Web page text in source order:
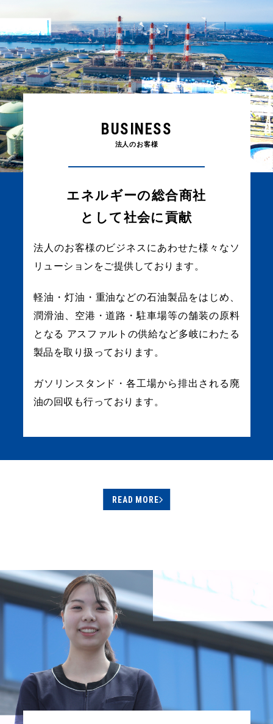
BUSINESS
法人のお客様
エネルギーの総合商社
として社会に貢献
法人のお客様のビジネスにあわせた様々なソ
リューションをご提供しております。
軽油・灯油・重油などの石油製品をはじめ、
潤滑油、空港・道路・駐車場等の舗装の原料
となる アスファルトの供給など多岐にわたる
製品を取り扱っております。
ガソリンスタンド・各工場から排出される廃
油の回収も行っております。
READ MORE